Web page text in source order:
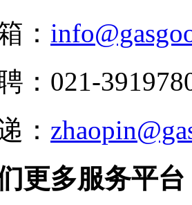
：
：021-
：
更多服务平台